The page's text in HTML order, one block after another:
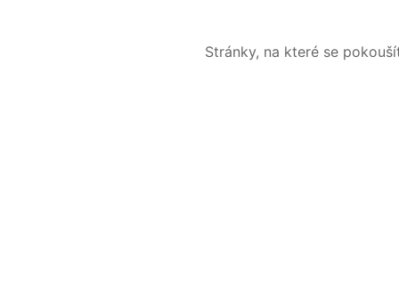
Stránky, na které se